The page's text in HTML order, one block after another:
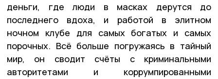
деньги, где люди в масках дерутся до
последнего вдоха, и работой в элитном
ночном клубе для самых богатых и самых
порочных. Всё больше погружаясь в тайный
мир, он сводит счёты с криминальными
авторитетами и коррумпированными